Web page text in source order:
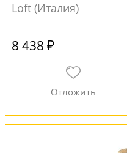
Loft (Италия)
8 438 ₽